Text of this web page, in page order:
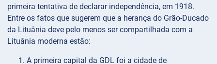
primeira tentativa de declarar independência, em 1918.
Entre os fatos que sugerem que a herança do Grão-Ducado
da Lituânia deve pelo menos ser compartilhada com a
Lituânia moderna estão:
A primeira capital da GDL foi a cidade de